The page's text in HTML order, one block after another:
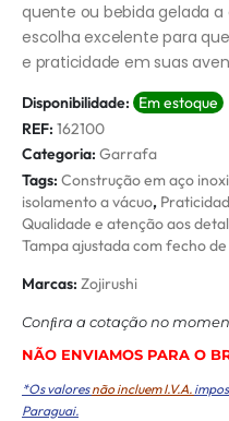
quente ou bebida gelada
escolha excelente para
e praticidade em suas
Disponibilidade: Em estoque
REF: 162100
Categoria: Garrafa
Tags: Construção em aço
isolamento a vácuo,
Qualidade e atenção aos
Tampa ajustada com fecho
Marcas: Zojirushi
Conﬁra a cotação no
NÃO ENVIAMOS PARA O
*Os valoresnão incluem I.V.A.
Paraguai.